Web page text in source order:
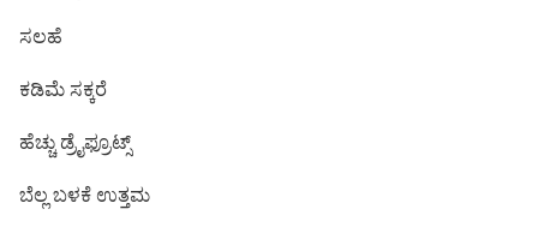
ಸಲಹೆ
ಕಡಿಮೆ ಸಕ್ಕರೆ
ಹೆಚ್ಚು ಡ್ರೈಫ್ರೂಟ್ಸ್
ಬೆಲ್ಲ ಬಳಕೆ ಉತ್ತಮ